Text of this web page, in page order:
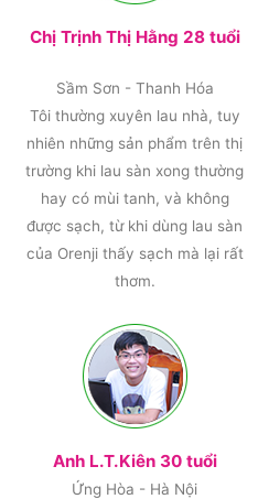
Chị Trịnh Thị Hằng 28 tuổi
Sầm Sơn - Thanh Hóa
Tôi thường xuyên lau nhà, tuy
nhiên những sản phẩm trên thị
trường khi lau sàn xong thường
hay có mùi tanh, và không
được sạch, từ khi dùng lau sàn
của Orenji thấy sạch mà lại rất
thơm.
Anh L.T.Kiên 30 tuổi
Ứng Hòa - Hà Nội